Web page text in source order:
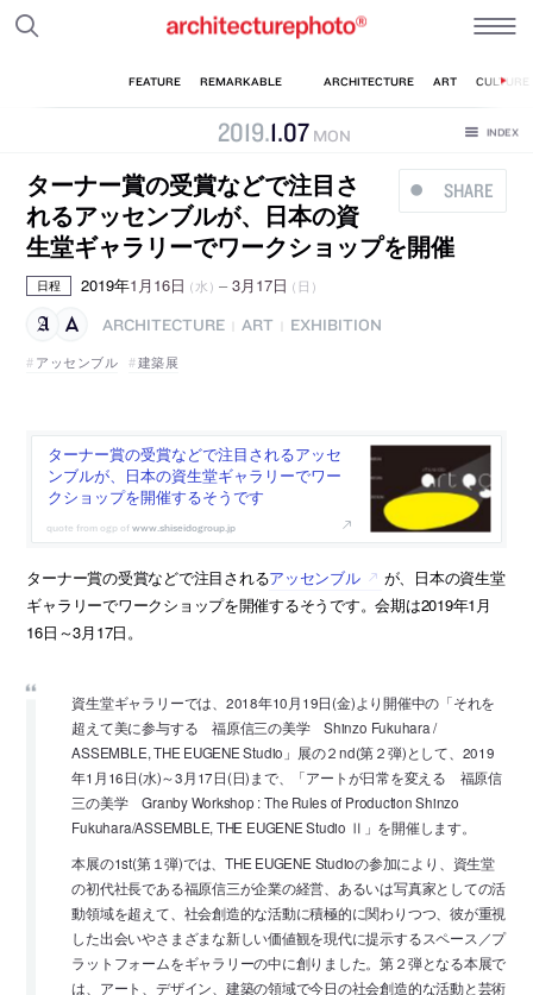
2019.1.07 MON
SHARE
ターナー賞の受賞などで注目さ
れるアッセンブルが、日本の資
生堂ギャラリーでワークショップを開催
日程 2019年1月16日（水）– 3月17日（日）
ARCHITECTURE ART
EXHIBITION
アッセンブル
建築展
ターナー賞の受賞などで注目されるアッセ
ンブルが、日本の資生堂ギャラリーでワー
クショップを開催するそうです
www.shiseidogroup.jp
ターナー賞の受賞などで注目されるアッセンブル
が、日本の資生堂
ギャラリーでワークショップを開催するそうです。会期は2019年1月
16日～3月17日。
資生堂ギャラリーでは、2018年10月19日(金)より開催中の「それを
超えて美に参与する 福原信三の美学 Shinzo Fukuhara /
ASSEMBLE, THE EUGENE Studio」展の２nd(第２弾)として、2019
年1月16日(水)～3月17日(日)まで、「アートが日常を変える 福原信
三の美学 Granby Workshop : The Rules of Production Shinzo
Fukuhara/ASSEMBLE, THE EUGENE Studio Ⅱ」を開催します。
本展の1st(第１弾)では、THE EUGENE Studioの参加により、資生堂
の初代社長である福原信三が企業の経営、あるいは写真家としての活
動領域を超えて、社会創造的な活動に積極的に関わりつつ、彼が重視
した出会いやさまざまな新しい価値観を現代に提示するスペース／プ
ラットフォームをギャラリーの中に創りました。第２弾となる本展で
は、アート、デザイン、建築の領域で今日の社会創造的な活動と芸術